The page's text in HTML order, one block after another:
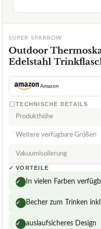
SUPER SPARROW
Outdoor
Edelstahl
Amazon
TECHNISCHE DETAILS
Produkthöhe
Weitere verfügbare Größen
Vakuumisolierung
✓ VORTEILE
✓ In vielen Farben
✓ Becher zum Trinken
✓ auslaufsicheres Design